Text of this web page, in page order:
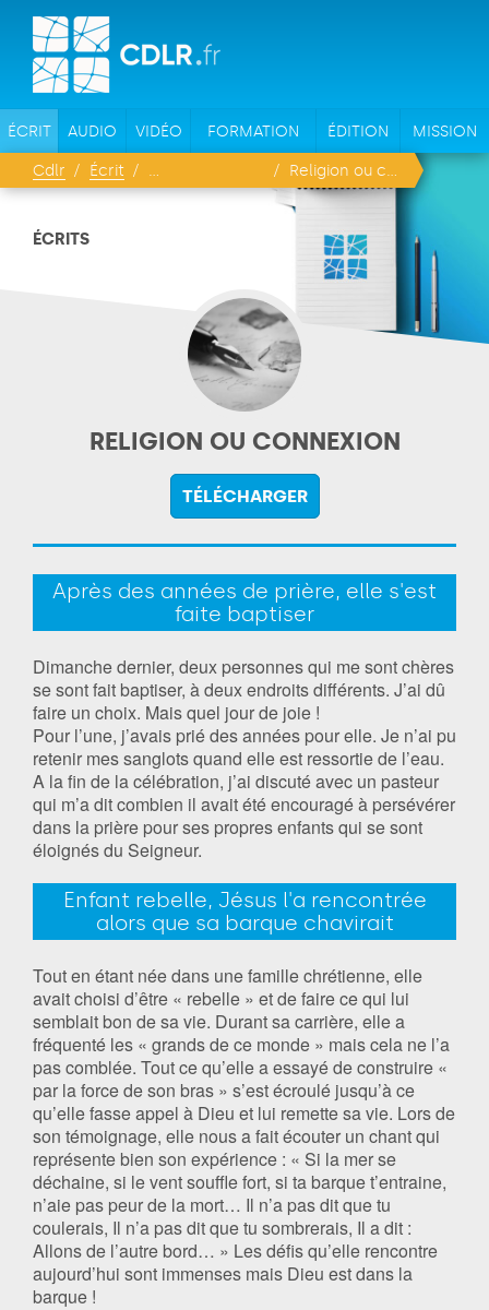
ÉCRIT AUDIO VIDÉO FORMATION ÉDITION MISSION
Cdlr Écrit Religion ou connexion
ÉCRITS
RELIGION OU CONNEXION
TÉLÉCHARGER
Après des années de prière, elle s'est
faite baptiser
Dimanche dernier, deux personnes qui me sont chères
se sont fait baptiser, à deux endroits différents. J’ai dû
faire un choix. Mais quel jour de joie !
Pour l’une, j’avais prié des années pour elle. Je n’ai pu
retenir mes sanglots quand elle est ressortie de l’eau.
A la fin de la célébration, j’ai discuté avec un pasteur
qui m’a dit combien il avait été encouragé à persévérer
dans la prière pour ses propres enfants qui se sont
éloignés du Seigneur.
Enfant rebelle, Jésus l'a rencontrée
alors que sa barque chavirait
Tout en étant née dans une famille chrétienne, elle
avait choisi d’être « rebelle » et de faire ce qui lui
semblait bon de sa vie. Durant sa carrière, elle a
fréquenté les « grands de ce monde » mais cela ne l’a
pas comblée. Tout ce qu’elle a essayé de construire «
par la force de son bras » s’est écroulé jusqu’à ce
qu’elle fasse appel à Dieu et lui remette sa vie. Lors de
son témoignage, elle nous a fait écouter un chant qui
représente bien son expérience : « Si la mer se
déchaine, si le vent souffle fort, si ta barque t’entraine,
n’aie pas peur de la mort… Il n’a pas dit que tu
coulerais, Il n’a pas dit que tu sombrerais, Il a dit :
Allons de l’autre bord… » Les défis qu’elle rencontre
aujourd’hui sont immenses mais Dieu est dans la
barque !